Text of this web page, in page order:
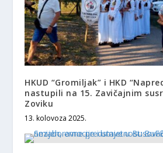
HKUD “Gromiljak” i HKD
nastupili na 15. Zavičajnim
Zoviku
13. kolovoza 2025.